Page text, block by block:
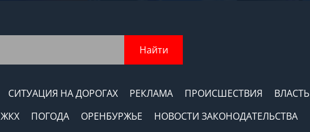
Найти
СИТУАЦИЯ НА ДОРОГАХ РЕКЛАМА ПРОИСШЕСТВИЯ
ВЛАСТЬ
ЖКХ ПОГОДА ОРЕНБУРЖЬЕ
НОВОСТИ ЗАКОНОДАТЕЛЬСТВА